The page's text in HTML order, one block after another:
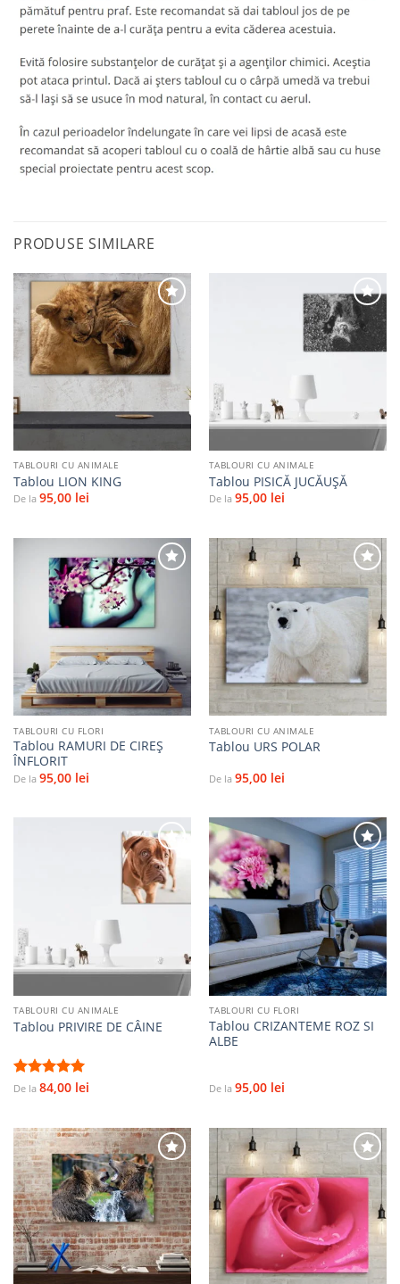
PRODUSE SIMILARE
Adaugă
la
favorite
TABLOURI CU ANIMALE
Tablou LION KING
De la 95,00 lei
Adaugă
TABLOURI CU ANIMALE
Tablou PISICĂ JUCĂUȘĂ
De la 95,00 lei
Adaugă
TABLOURI CU FLORI
Tablou RAMURI DE CIREȘ
ÎNFLORIT
De la 95,00 lei
Adaugă
TABLOURI CU ANIMALE
Tablou URS POLAR
De la 95,00 lei
Adaugă
la
TABLOURI CU ANIMALE
Tablou PRIVIRE DE CÂINE
Evaluat la
De la 84,00 lei
Adaugă
la
favorite
TABLOURI CU FLORI
Tablou CRIZANTEME ROZ SI
ALBE
De la 95,00 lei
Adaugă
la
favorite
Adaugă
favorite